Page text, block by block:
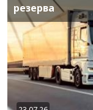
резерва